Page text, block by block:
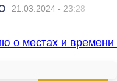
21.03.2024 - 23:28
о местах и времени